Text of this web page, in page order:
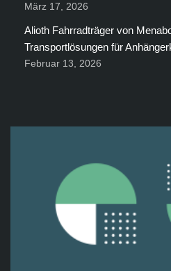
März 17, 2026
Alioth Fahrradträger von
Transportlösungen für
Februar 13, 2026